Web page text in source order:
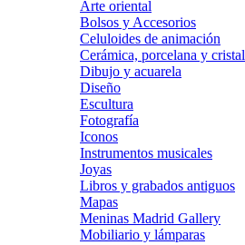
Arte oriental
Bolsos y Accesorios
Celuloides de animación
Cerámica, porcelana y cristal
Dibujo y acuarela
Diseño
Escultura
Fotografía
Iconos
Instrumentos musicales
Joyas
Libros y grabados antiguos
Mapas
Meninas Madrid Gallery
Mobiliario y lámparas